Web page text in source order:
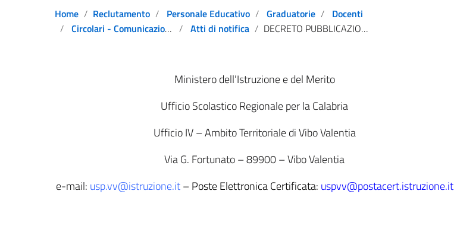
Home Reclutamento Personale Educativo Graduatorie
Docenti
Circolari - Comunicazioni - Notizie
Atti di notifica DECRETO PUBBLICAZIONE GAE DEFINITIVE PERSONALE DOCENTE ED EDUCATIVO BIENNIO 2026/2028
Ministero dell’Istruzione e del Merito
Ufficio Scolastico Regionale per la Calabria
Ufficio IV – Ambito Territoriale di Vibo Valentia
Via G. Fortunato – 89900 – Vibo Valentia
e-mail: usp.vv@istruzione.it–Poste Elettronica Certificata: uspvv@postacert.istruzione.it